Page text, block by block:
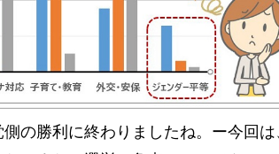
の勝利に終わりましたね。ー今回は